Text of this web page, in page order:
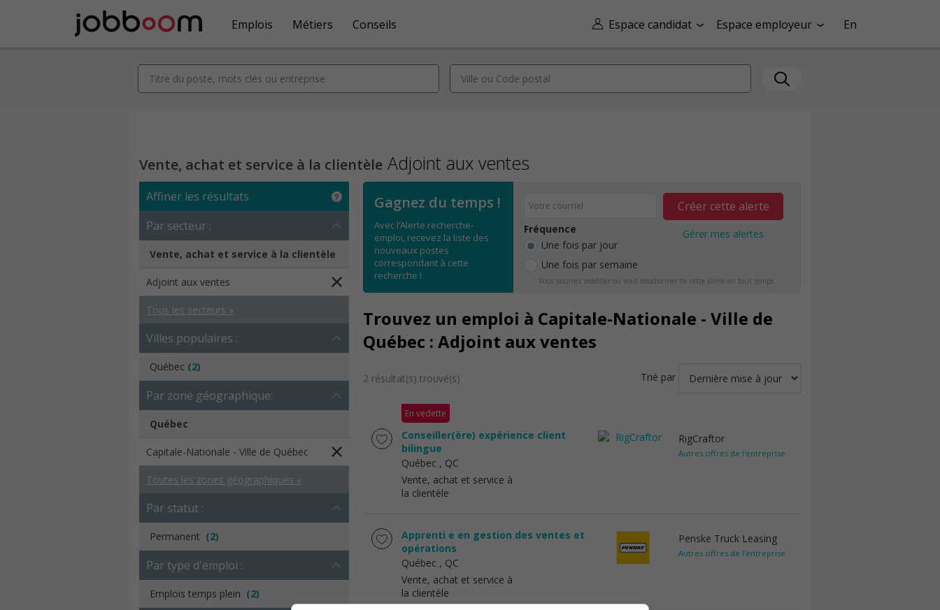
Espace candidat Espace employeur En
Emplois Métiers Conseils
Vente, achat et service à la clientèle Adjoint aux ventes
Affiner les résultats
Par secteur :
Vente, achat et service à la clientèle
Adjoint aux ventes
Tous les secteurs »
Villes populaires :
Québec (2)
Par zone géographique:
Québec
Capitale-Nationale - Ville de Québec
Toutes les zones géographiques »
Par statut :
Permanent (2)
Par type d'emploi :
Emplois temps plein (2)
Gagnez du temps !
Avec l’Alerte recherche-
emploi, recevez la liste des
nouveaux postes
correspondant à cette
recherche !
Fréquence
Une fois par jour
Une fois par semaine
Créer cette alerte
Gérer mes alertes
Vous pourrez modifier ou vous désabonner de cette alerte en tout temps.
Trouvez un emploi à Capitale-Nationale - Ville de
Québec : Adjoint aux ventes
2 résultat(s) trouvé(s) Trié par
En vedette
Conseiller(ère) expérience client
bilingue
Québec , QC
Vente, achat et service à
la clientèle
RigCraftor
Autres offres de l'entreprise
Apprenti e en gestion des ventes et
opérations
Québec , QC
Vente, achat et service à
la clientèle
Penske Truck Leasing
Autres offres de l'entreprise